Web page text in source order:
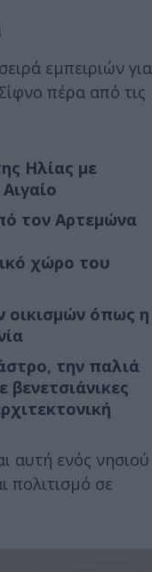
εμπειριών για
πέρα από τις
Ηλίας με
τον Αρτεμώνα
χώρο του
οικισμών όπως η
την παλιά
αυτή ενός νησιού
πολιτισμό σε